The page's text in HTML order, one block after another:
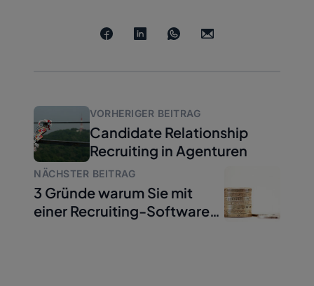
VORHERIGER BEITRAG
Candidate Relationship
Recruiting in Agenturen
NÄCHSTER BEITRAG
3 Gründe warum Sie mit
einer Recruiting-Software